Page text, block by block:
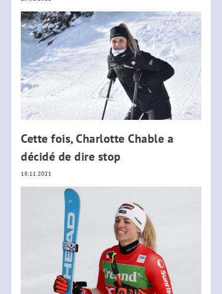
Cette fois, Charlotte Chable a
décidé de dire stop
18.11.2021